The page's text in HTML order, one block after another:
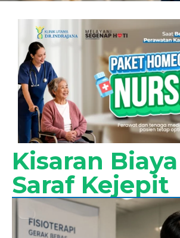
Kisaran
Saraf Kejepit